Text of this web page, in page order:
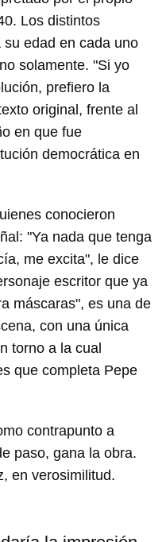
Los distintos
edad en cada uno
solamente. "Si yo
prefiero la
original, frente al
en que fue
democrática en
conocieron
"Ya nada que tenga
me excita", le dice
escritor que ya
máscaras", es una de
con una única
torno a la cual
que completa Pepe
contrapunto a
paso, gana la obra.
en verosimilitud.